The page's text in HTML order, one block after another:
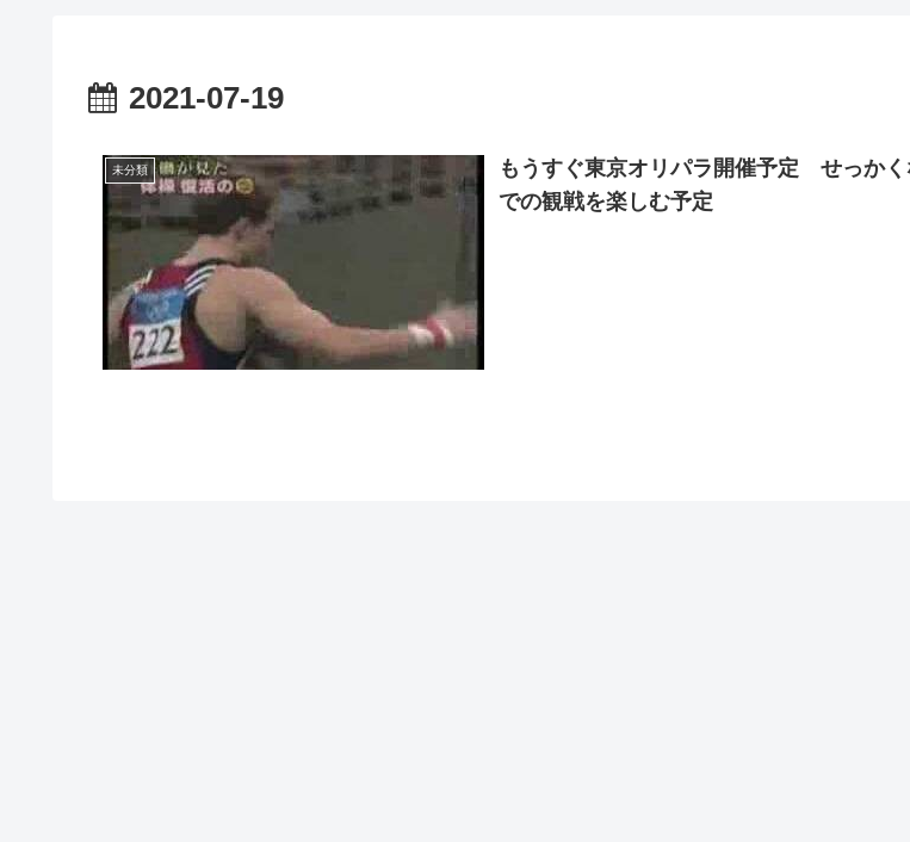
2021-07-19
未分類
もうすぐ東京オリパラ開催予定 せっか
での観戦を楽しむ予定